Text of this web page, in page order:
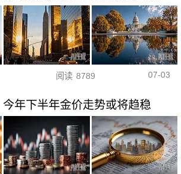
阅读 8789 07-03
年下半年金价走势或将趋稳